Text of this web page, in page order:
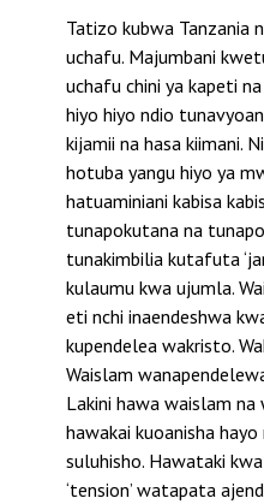
Tatizo kubwa Tanzania
uchafu. Majumbani
uchafu chini ya kapeti
hiyo hiyo ndio
kijamii na hasa kiimani.
hotuba yangu hiyo ya
hatuaminiani kabisa
tunapokutana na
tunakimbilia kutafuta
kulaumu kwa ujumla.
eti nchi inaendeshwa
kupendelea wakristo.
Waislam
Lakini hawa waislam
hawakai kuoanisha
suluhisho. Hawataki
‘tension’ watapata